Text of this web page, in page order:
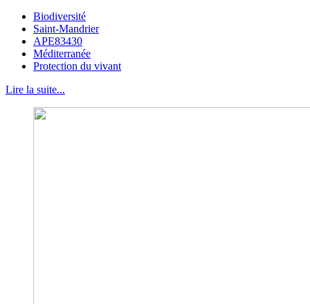
Biodiversité
Saint-Mandrier
APE83430
Méditerranée
Protection du vivant
Lire la suite...